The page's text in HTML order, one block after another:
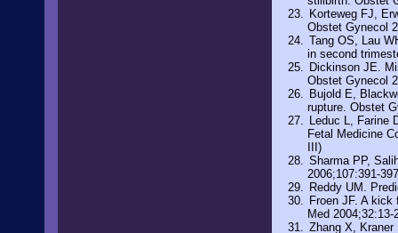
Korteweg FJ,
Obstet Gynecol
Tang OS, Lau
in second
Dickinson JE.
Obstet Gynecol
Bujold E,
rupture. Obstet
Leduc L, Farine
Fetal Medicine
III)
Sharma PP,
2006;107:391-397
Reddy UM.
Froen JF. A
Med 2004;32:13-
Zhang X,